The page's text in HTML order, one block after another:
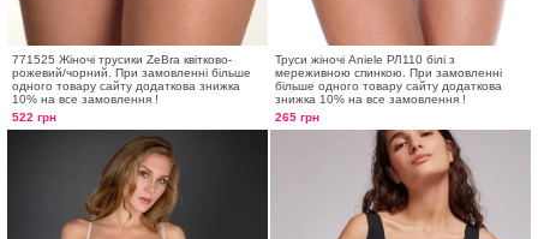
771525 Жіночі трусики ZeBra квітково-
рожевий/чорний. При замовленні більше
одного товару сайту додаткова знижка
10% на все замовлення !
522 грн
Труси жіночі Aniele РЛ110 білі з
мереживною спинкою. При замовленні
більше одного товару сайту додаткова
знижка 10% на все замовлення !
265 грн